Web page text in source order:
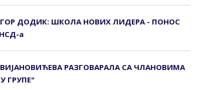
ДОДИК: ШКОЛА НОВИХ ЛИДЕРА - ПОНОС
а
РАЗГОВАРАЛА СА ЧЛАНОВИМА
ГРУПЕ"